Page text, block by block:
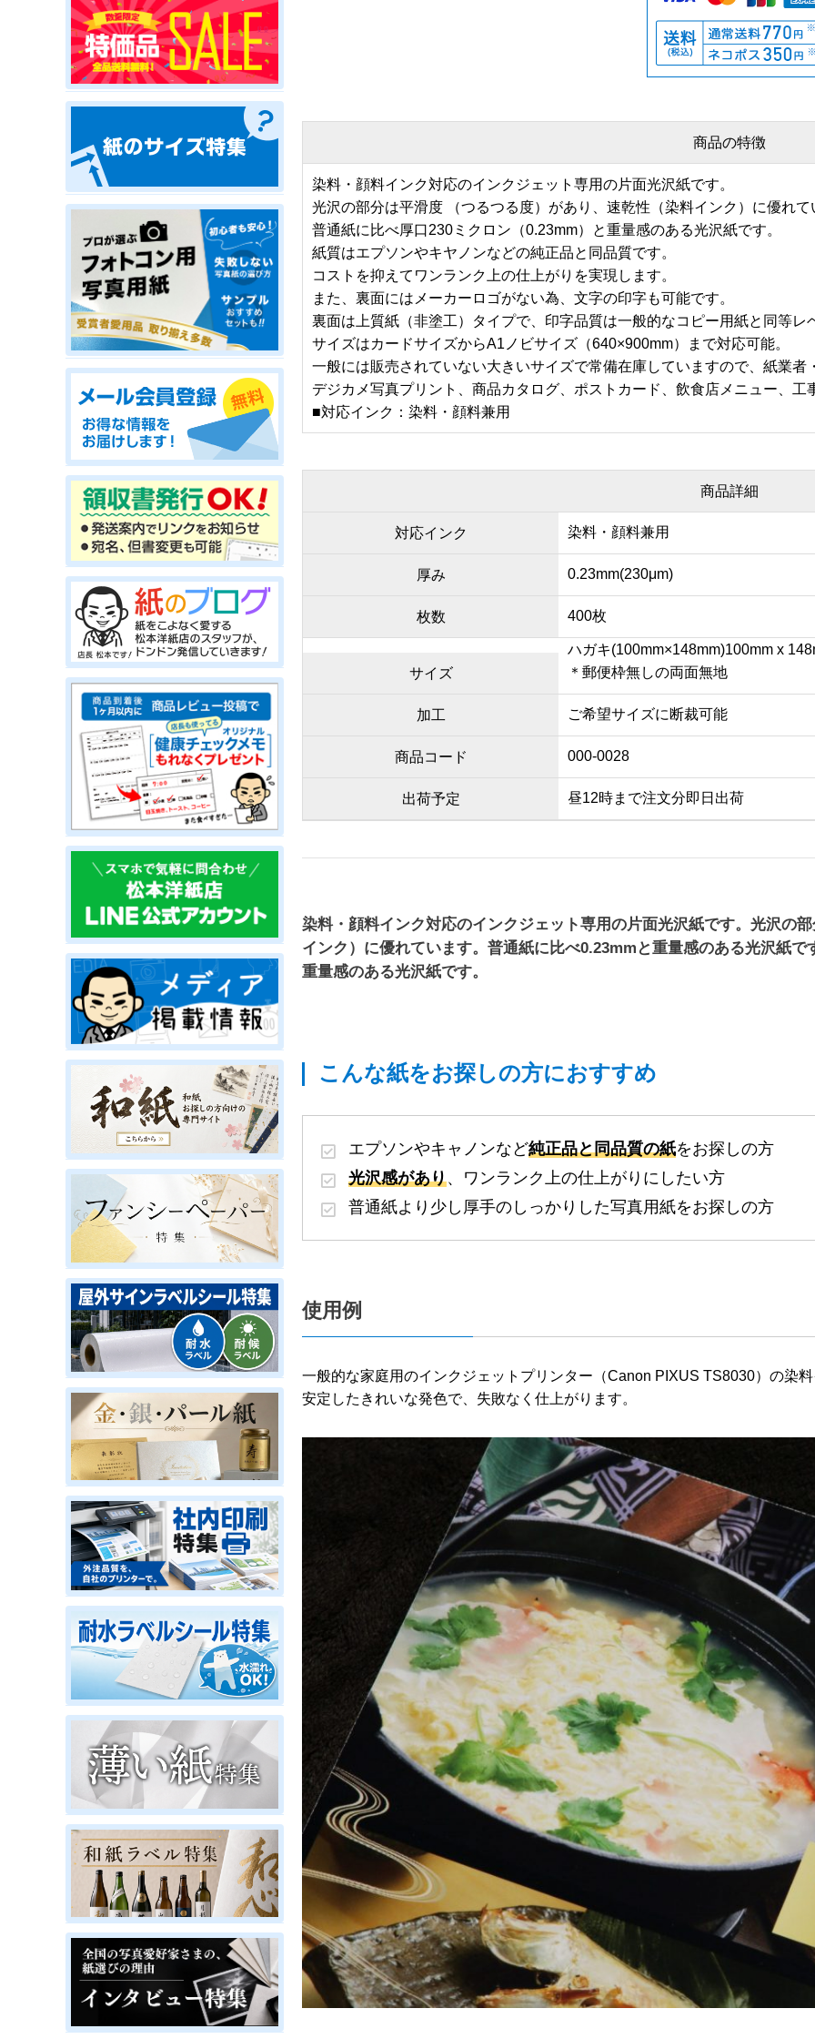
商品の特徴
染料・顔料インク対応のインクジェット専用の片面光沢紙です。
光沢の部分は平滑度 （つるつる度）があり、速乾性（染料インク）に優れて
普通紙に比べ厚口230ミクロン（0.23mm）と重量感のある光沢紙です。
紙質はエプソンやキヤノンなどの純正品と同品質です。
コストを抑えてワンランク上の仕上がりを実現します。
また、裏面にはメーカーロゴがない為、文字の印字も可能です。
裏面は上質紙（非塗工）タイプで、印字品質は一般的なコピー用紙と同等レ
サイズはカードサイズからA1ノビサイズ（640×900mm）まで対応可能。
一般には販売されていない大きいサイズで常備在庫していますので、紙業
デジカメ写真プリント、商品カタログ、ポストカード、飲食店メニュー、
■対応インク：染料・顔料兼用
商品詳細
対応インク 染料・顔料兼用
厚み 0.23mm(230μm)
枚数 400枚
サイズ
ハガキ(100mm×148mm)100mm x
＊郵便枠無しの両面無地
加工 ご希望サイズに断裁可能
商品コード 000-0028
出荷予定 昼12時まで注文分即日出荷
染料・顔料インク対応のインクジェット専用の片面光沢紙です。光沢の
インク）に優れています。普通紙に比べ0.23mmと重量感のある光沢紙
重量感のある光沢紙です。
こんな紙をお探しの方におすすめ
エプソンやキャノンなど純正品と同品質の紙をお探しの方
光沢感があり、ワンランク上の仕上がりにしたい方
普通紙より 少し厚手のしっかりした写真用紙をお探しの方
使用例
一般的な家庭用のインクジェットプリンター（Canon PIXUS TS8030）の染
安定したきれいな発色で、失敗なく仕上がります。